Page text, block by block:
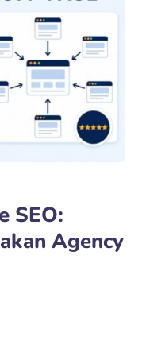
SEO:
Agency